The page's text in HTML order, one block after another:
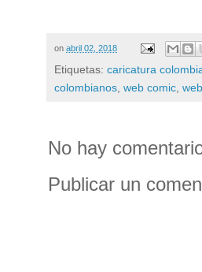
on abril 02, 2018
Etiquetas: caricatura
colombianos web comic
No hay
Publicar un